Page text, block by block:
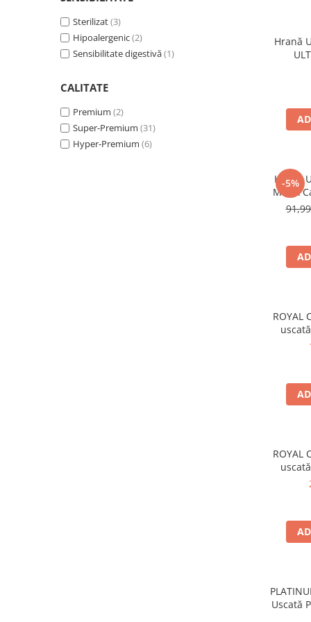
Jucării Câini
Haine Câini
Pisică Junior
Pisică Adult
Pisică Senior
Hrană Umedă Pisică
Sterilizat(3)
Hipoalergenic(2)
Sensibilitate digestivă(1)
CALITATE
Premium (2)
Super-Premium (31)
Hyper-Premium (6)
Hrană
-5%
Hrană
MERA
ROYAL
ROYAL
Uscată